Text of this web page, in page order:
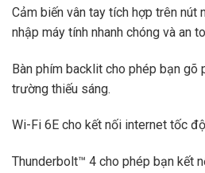
Cảm biến vân tay tích hợp trên nút
nhập máy tính nhanh chóng và an
Bàn phím backlit cho phép bạn gõ
trường thiếu sáng.
Wi-Fi 6E cho kết nối internet tốc
Thunderbolt™ 4 cho phép bạn kết